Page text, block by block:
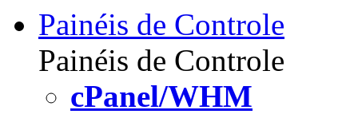
Painéis de Controle
Painéis de Controle
cPanel/WHM